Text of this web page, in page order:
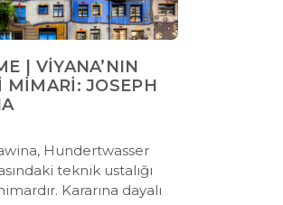
| VİYANA’NIN
MİMARİ: JOSEPH
Hundertwasser
teknik ustalığı
Kararına dayalı